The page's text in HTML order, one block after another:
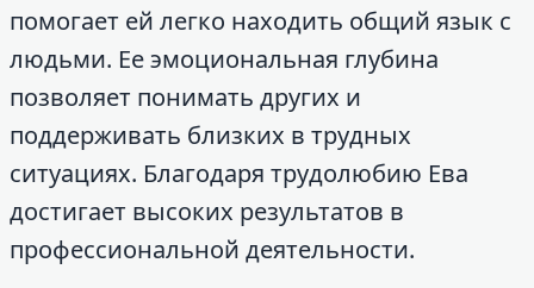
помогает ей легко находить общий язык с
людьми. Ее эмоциональная глубина
позволяет понимать других и
поддерживать близких в трудных
ситуациях. Благодаря трудолюбию Ева
достигает высоких результатов в
профессиональной деятельности.